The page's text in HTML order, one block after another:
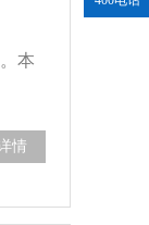
本
情